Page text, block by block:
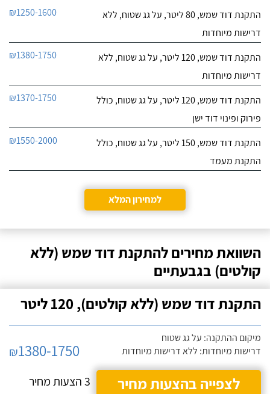
התקנת דוד שמש, 80 ליטר, על גג שטוח, ללא
דרישות מיוחדות
₪1250-1600
התקנת דוד שמש, 120 ליטר, על גג שטוח, ללא
דרישות מיוחדות
₪1380-1750
התקנת דוד שמש, 120 ליטר, על גג שטוח, כולל
פירוק ופינוי דוד ישן
₪1370-1750
התקנת דוד שמש, 150 ליטר, על גג שטוח, כולל
התקנת מעמד
₪1550-2000
למחירון המלא
השוואת מחירים להתקנת דוד שמש (ללא
קולטים) בגבעתיים
התקנת דוד שמש (ללא קולטים), 120 ליטר
מיקום ההתקנה: על גג שטוח
דרישות מיוחדות: ללא דרישות מיוחדות
₪1380-1750
לצפייה בהצעות מחיר
3 הצעות מחיר